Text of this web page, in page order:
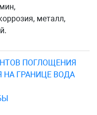
металл,
ПОГЛОЩЕНИЯ
НА ГРАНИЦЕ ВОДА